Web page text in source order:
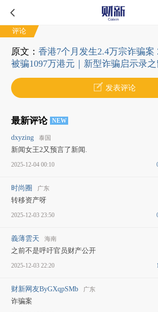
评论
原文：香港7个月发生2.4万宗诈骗案
被骗1097万港元｜新型诈骗启示录
发表评论
最新评论 NEW
dxyzing 泰国
新闻女王2又预言了新闻.
2025-12-04 00:10
时尚圈 广东
转移资产呀
2025-12-03 23:50
義薄雲天 海南
之前不是呼吁官员财产公开
2025-12-03 22:20
财新网友ByGXqpSMb 广东
诈骗案